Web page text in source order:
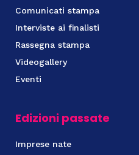
Comunicati stampa
Interviste ai finalisti
Rassegna stampa
Videogallery
Eventi
Edizioni passate
Imprese nate